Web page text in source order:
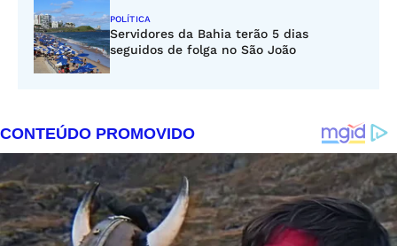
POLÍTICA
Servidores da Bahia terão 5 dias
seguidos de folga no São João